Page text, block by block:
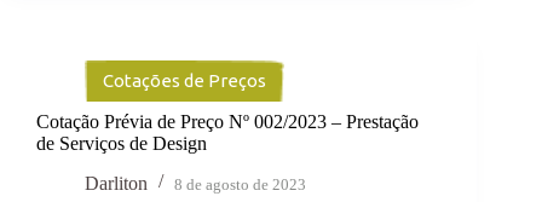
Cotações de Preços
Cotação Prévia de Preço Nº 002/2023 – Prestação
de Serviços de Design
Darliton
8 de agosto de 2023